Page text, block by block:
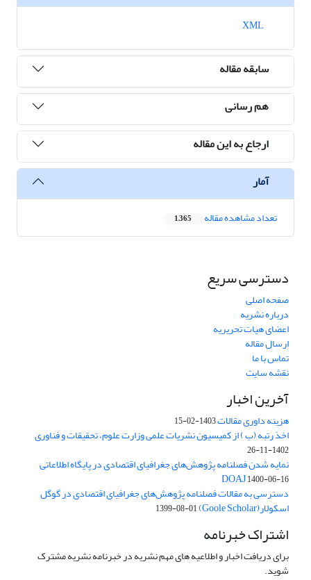
سابقه مقاله
هم رسانی
ارجاع به این مقاله
آمار
تعداد مشاهده مقاله 1,365
دسترسی سریع
صفحه اصلی
درباره نشریه
اعضای هیات تحریریه
ارسال مقاله
تماس با ما
نقشه سایت
آخرین اخبار
هزینه داوری مقالات1403-02-15
اخذ رتبه (ب ) از کمیسیون نشریات علمی وزارت علوم، تحقیقات و فناوری
1402-11-26
نمایه شدن فصلنامه پژوهش‌های جغرافیای اقتصادی در پایگاه اطلاعاتی
DOAJ1400-06-16
دسترسی به مقالات فصلنامه پژوهش‌های جغرافیای اقتصادی در گوگل
اسکولار(Goole Scholar) 1399-08-01
اشتراک خبرنامه
برای دریافت اخبار و اطلاعیه های مهم نشریه در خبرنامه نشریه مشترک
شوید.